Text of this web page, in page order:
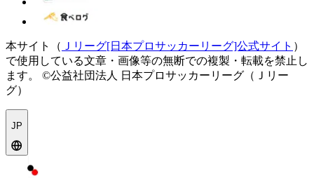
本サイト（ Ｊリーグ[日本プロサッカーリーグ]公式サイト ）
で使用している文章・画像等の無断での複製・転載を禁止し
ます。
©公益社団法人 日本プロサッカーリーグ（Ｊリー
グ）
JP